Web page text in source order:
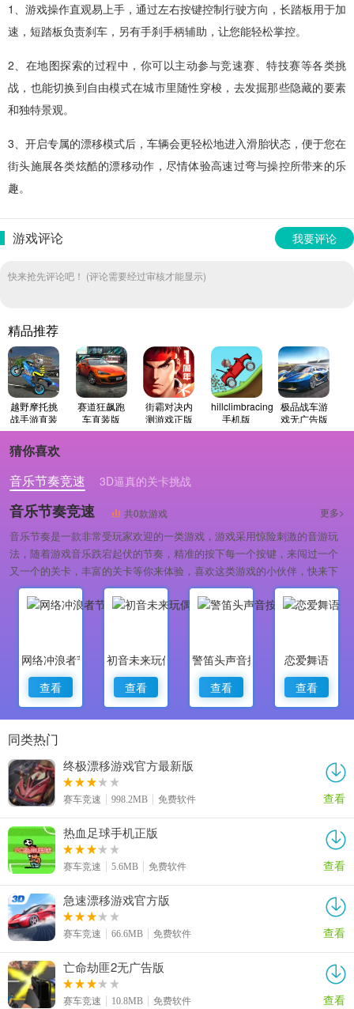
1、游戏操作直观易上手，通过左右按键控制行驶方向，长踏板用于加
速，短踏板负责刹车，另有手刹手柄辅助，让您能轻松掌控。
2、在地图探索的过程中，你可以主动参与竞速赛、特技赛等各类挑
战，也能切换到自由模式在城市里随性穿梭，去发掘那些隐藏的要素
和独特景观。
3、开启专属的漂移模式后，车辆会更轻松地进入滑胎状态，便于您在
街头施展各类炫酷的漂移动作，尽情体验高速过弯与操控所带来的乐
趣。
游戏评论 我要评论
快来抢先评论吧！ (评论需要经过审核才能显示)
精品推荐
越野摩托挑
战手游直装
版
赛道狂飙跑
车直装版
街霸对决内
测游戏正版
hillclimbracing
手机版
极品战车游
戏无广告版
猜你喜欢
音乐节奏竞速
3D逼真的关卡挑战
惊险刺激的赛车竞速类游戏
音乐节奏竞速 共0款游戏 更多>
音乐节奏是一款非常受玩家欢迎的一类游戏，游戏采用惊险刺激的音游玩
法，随着游戏音乐跌宕起伏的节奏，精准的按下每一个按键，来闯过一个
又一个的关卡，丰富的关卡等你来体验，喜欢这类游戏的小伙伴，快来下
载游玩吧！
网络冲浪者节奏骑士
查看
初音未来玩偶火车
查看
警笛头声音按钮
查看
恋爱舞语
查看
同类热门
终极漂移游戏官方最新版
赛车竞速 998.2MB 免费软件 查看
热血足球手机正版
赛车竞速 5.6MB 免费软件 查看
急速漂移游戏官方版
赛车竞速 66.6MB 免费软件 查看
亡命劫匪2无广告版
赛车竞速 10.8MB 免费软件 查看